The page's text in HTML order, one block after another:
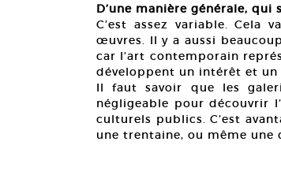
D’une manière générale,
C’est assez variable.
œuvres. Il y a aussi
car l’art contemporain
développent un intérêt et
Il faut savoir que les
négligeable pour découvrir
culturels publics. C’est
une trentaine, ou même une